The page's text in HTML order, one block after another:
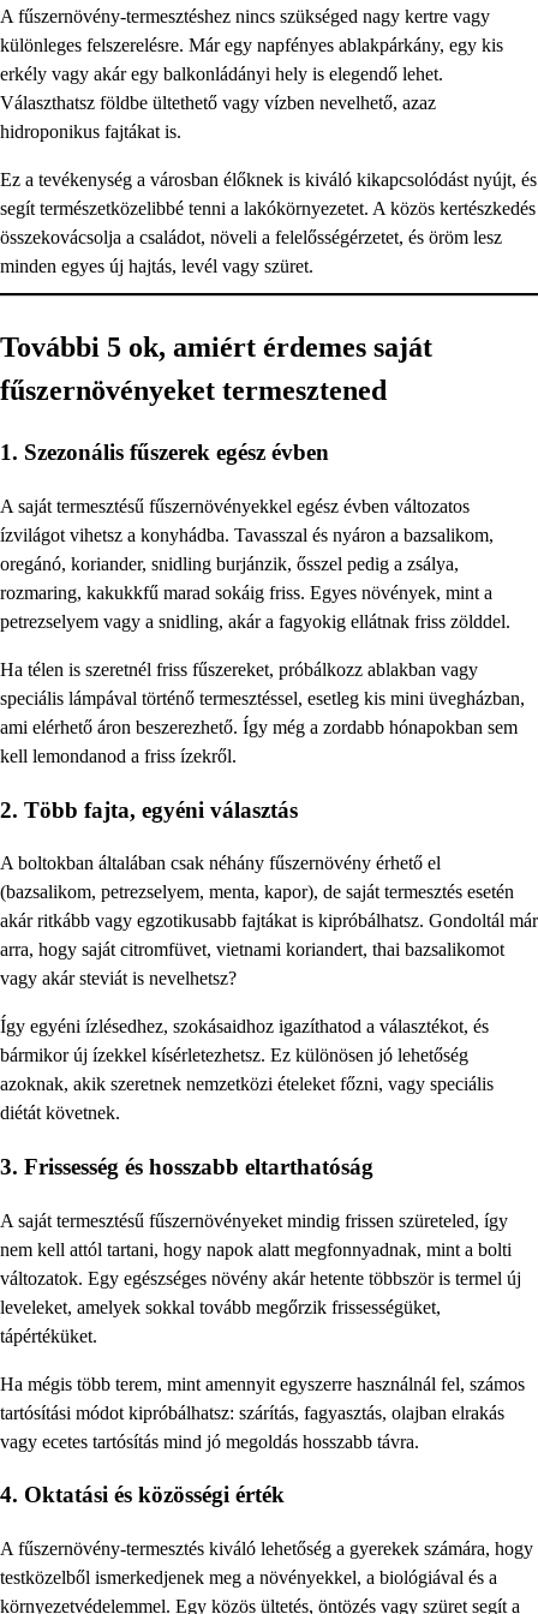
A fűszernövény-termesztéshez nincs szükséged nagy kertre vagy
különleges felszerelésre. Már egy napfényes ablakpárkány, egy kis
erkély vagy akár egy balkonládányi hely is elegendő lehet.
Választhatsz földbe ültethető vagy vízben nevelhető, azaz
hidroponikus fajtákat is.
Ez a tevékenység a városban élőknek is kiváló kikapcsolódást nyújt, és
segít természetközelibbé tenni a lakókörnyezetet. A közös kertészkedés
összekovácsolja a családot, növeli a felelősségérzetet, és öröm lesz
minden egyes új hajtás, levél vagy szüret.
További 5 ok, amiért érdemes saját
fűszernövényeket termesztened
1. Szezonális fűszerek egész évben
A saját termesztésű fűszernövényekkel egész évben változatos
ízvilágot vihetsz a konyhádba. Tavasszal és nyáron a bazsalikom,
oregánó, koriander, snidling burjánzik, ősszel pedig a zsálya,
rozmaring, kakukkfű marad sokáig friss. Egyes növények, mint a
petrezselyem vagy a snidling, akár a fagyokig ellátnak friss zölddel.
Ha télen is szeretnél friss fűszereket, próbálkozz ablakban vagy
speciális lámpával történő termesztéssel, esetleg kis mini üvegházban,
ami elérhető áron beszerezhető. Így még a zordabb hónapokban sem
kell lemondanod a friss ízekről.
2. Több fajta, egyéni választás
A boltokban általában csak néhány fűszernövény érhető el
(bazsalikom, petrezselyem, menta, kapor), de saját termesztés esetén
akár ritkább vagy egzotikusabb fajtákat is kipróbálhatsz. Gondoltál már
arra, hogy saját citromfüvet, vietnami koriandert, thai bazsalikomot
vagy akár steviát is nevelhetsz?
Így egyéni ízlésedhez, szokásaidhoz igazíthatod a választékot, és
bármikor új ízekkel kísérletezhetsz. Ez különösen jó lehetőség
azoknak, akik szeretnek nemzetközi ételeket főzni, vagy speciális
diétát követnek.
3. Frissesség és hosszabb eltarthatóság
A saját termesztésű fűszernövényeket mindig frissen szüreteled, így
nem kell attól tartani, hogy napok alatt megfonnyadnak, mint a bolti
változatok. Egy egészséges növény akár hetente többször is termel új
leveleket, amelyek sokkal tovább megőrzik frissességüket,
tápértéküket.
Ha mégis több terem, mint amennyit egyszerre használnál fel, számos
tartósítási módot kipróbálhatsz: szárítás, fagyasztás, olajban elrakás
vagy ecetes tartósítás mind jó megoldás hosszabb távra.
4. Oktatási és közösségi érték
A fűszernövény-termesztés kiváló lehetőség a gyerekek számára, hogy
testközelből ismerkedjenek meg a növényekkel, a biológiával és a
környezetvédelemmel. Egy közös ültetés, öntözés vagy szüret segít a